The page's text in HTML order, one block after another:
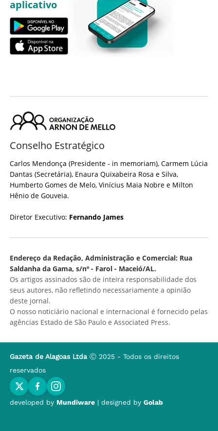
aplicativo
Conselho Estratégico
Carlos Mendonça (Presidente - in memoriam), Carmem Lúcia
Dantas (Secretária), Enaura Quixabeira Rosa e Silva,
Humberto Gomes de Melo, Vinícius Maia Nobre e Milton
Hênio de Gouveia.
Diretor Executivo: Fernando James
Endereço da Redação, Administração e Comercial: Rua
Saldanha da Gama, s/nº - Farol - Maceió/AL.
Os artigos assinados são de inteira responsabilidade dos
seus autores, não refletindo necessariamente a opinião
deste jornal.
O nosso noticiário nacional e internacional é fornecido pelas
agências Estado de São Paulo e Associated Press.
Gazeta de Alagoas Ltda Ⓒ 2025 - Todos os direitos
reservados
developed by Mundiware | designed by Golab